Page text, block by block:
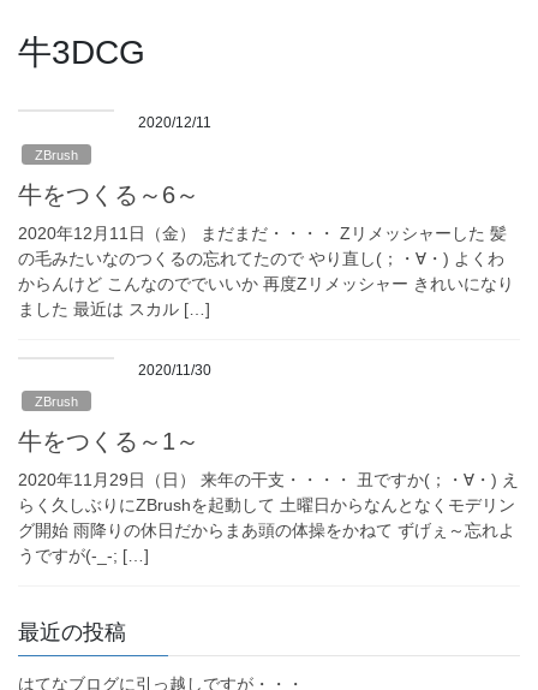
牛3DCG
2020/12/11
ZBrush
牛をつくる～6～
2020年12月11日（金） まだまだ・・・・ Zリメッシャーした 髪
の毛みたいなのつくるの忘れてたので やり直し(；・∀・) よくわ
からんけど こんなのででいいか 再度Zリメッシャー きれいになり
ました 最近は スカル […]
2020/11/30
ZBrush
牛をつくる～1～
2020年11月29日（日） 来年の干支・・・・ 丑ですか(；・∀・) え
らく久しぶりにZBrushを起動して 土曜日からなんとなくモデリン
グ開始 雨降りの休日だからまあ頭の体操をかねて ずげぇ～忘れよ
うですが(-_-; […]
最近の投稿
はてなブログに引っ越しですが・・・